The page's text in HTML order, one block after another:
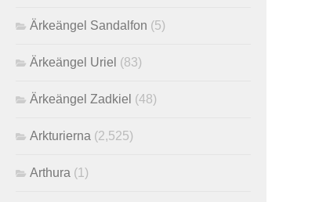
Ärkeängel Sandalfon (5)
Ärkeängel Uriel (83)
Ärkeängel Zadkiel (48)
Arkturierna (2,525)
Arthura (1)